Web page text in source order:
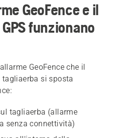
GeoFence e il
funzionano
GeoFence che il
si sposta
tagliaerba (allarme
senza connettività)